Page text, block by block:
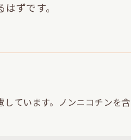
ずです。
ています。ノンニコチンを